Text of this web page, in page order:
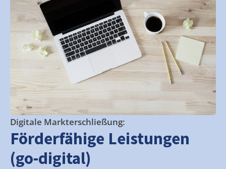
Digitale Markterschließung:
Förderfähige Leistungen
(go-digital)